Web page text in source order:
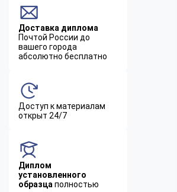
Доставка диплома
Почтой России до
вашего города
абсолютно бесплатно
Доступ к материалам
открыт 24/7
Диплом
установленного
образца полностью